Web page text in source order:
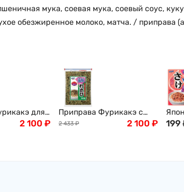
мука, соевая мука, соевый соус,
обезжиренное молоко, матча. / приправа
для
с яйцом и
2 100 ₽
Приправа Фурикакэ с
васаби, стружской тунца,
2 433 ₽ 2 100 ₽ 199